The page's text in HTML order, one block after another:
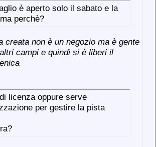
è aperto solo il sabato e la
perchè?
creata non è un negozio ma è gente
campi e quindi si è liberi il
licenza oppure serve
per gestire la pista